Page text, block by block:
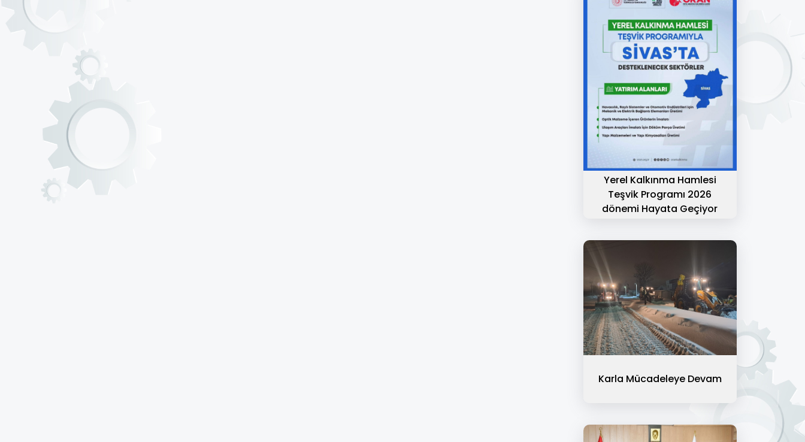
Yerel Kalkınma Hamlesi
Teşvik Programı 2026
dönemi Hayata Geçiyor
Karla Mücadeleye Devam